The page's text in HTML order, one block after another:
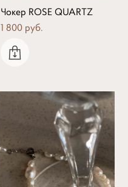
Чокер ROSE QUARTZ
1 800 pуб.